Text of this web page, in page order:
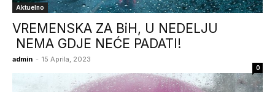
Aktuelno
VREMENSKA ZA BiH, U NEDELJU
NEMA GDJE NEĆE PADATI!
admin - 15 Aprila, 2023
0